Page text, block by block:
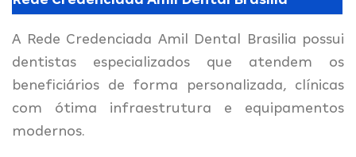
A Rede Credenciada Amil Dental Brasilia possui
dentistas especializados que atendem os
beneficiários de forma personalizada, clínicas
com ótima infraestrutura e equipamentos
modernos.